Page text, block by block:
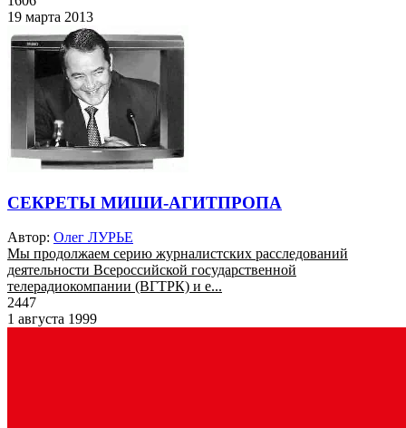
19 марта 2013
СЕКРЕТЫ МИШИ-АГИТПРОПА
Автор: Олег ЛУРЬЕ
Мы продолжаем серию журналистских расследований
деятельности Всероссийской государственной
телерадиокомпании (ВГТРК) и е...
2447
1 августа 1999